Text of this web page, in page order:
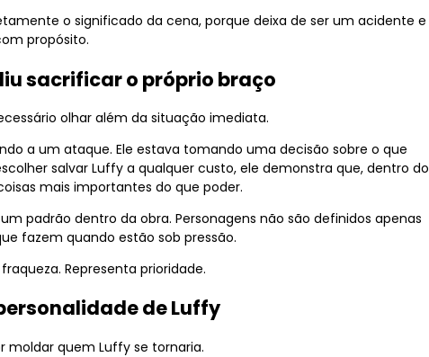
o significado da cena, porque deixa de ser um acidente e
propósito.
sacrificar o próprio braço
olhar além da situação imediata.
a um ataque. Ele estava tomando uma decisão sobre o que
salvar Luffy a qualquer custo, ele demonstra que, dentro do
mais importantes do que poder.
padrão dentro da obra. Personagens não são definidos apenas
fazem quando estão sob pressão.
Representa prioridade.
de Luffy
moldar quem Luffy se tornaria.